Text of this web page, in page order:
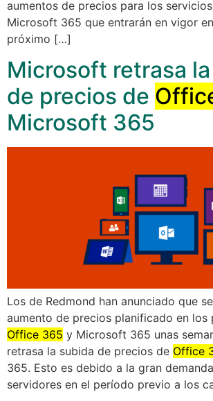
aumentos de precios para los
Microsoft 365 que entrarán en vigor
próximo […]
Microsoft retrasa
de precios de
Microsoft 365
Los de Redmond han anunciado que
aumento de precios planificado en los
Office 365 y Microsoft 365 unas
retrasa la subida de precios de Office
365. Esto es debido a la gran
servidores en el período previo a los